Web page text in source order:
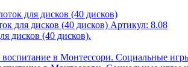
для дисков (40 дисков) Артикул: 8.08
дисков (40 дисков).